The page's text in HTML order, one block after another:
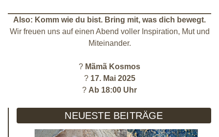
Also: Komm wie du bist. Bring mit, was dich bewegt.
Wir freuen uns auf einen Abend voller Inspiration, Mut und
Miteinander.
? Mãmã Kosmos
? 17. Mai 2025
? Ab 18:00 Uhr
NEUESTE BEITRÄGE